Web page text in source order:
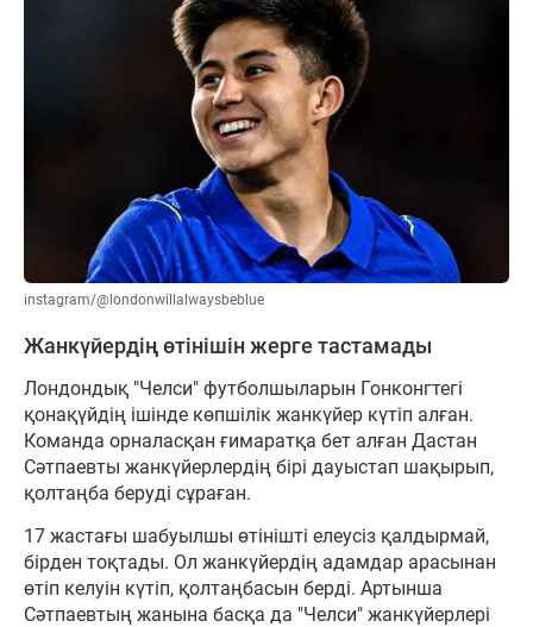
instagram/@londonwillalwaysbeblue
Жанкүйердің өтінішін жерге тастамады
Лондондық "Челси" футболшыларын Гонконгтегі
қонақүйдің ішінде көпшілік жанкүйер күтіп алған.
Команда орналасқан ғимаратқа бет алған Дастан
Сәтпаевты жанкүйерлердің бірі дауыстап шақырып,
қолтаңба беруді сұраған.
17 жастағы шабуылшы өтінішті елеусіз қалдырмай,
бірден тоқтады. Ол жанкүйердің адамдар арасынан
өтіп келуін күтіп, қолтаңбасын берді. Артынша
Сәтпаевтың жанына басқа да "Челси" жанкүйерлері